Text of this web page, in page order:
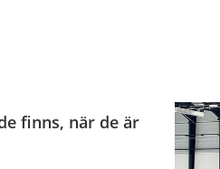
finns, när de är